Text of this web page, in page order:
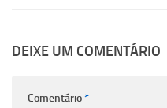
DEIXE UM COMENTÁRIO
Comentário*